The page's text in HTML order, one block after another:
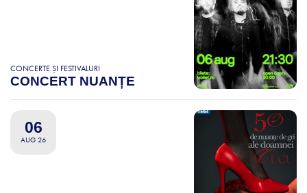
CONCERTE ȘI FESTIVALURI
CONCERT NUANȚE
06
AUG 26